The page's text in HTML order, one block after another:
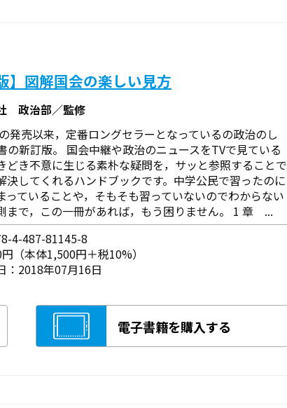
】図解国会の楽しい見方
政治部／監修
発売以来，定番ロングセラーとなっているの政治のし
の新訂版。 国会中継や政治のニュースをTVで見ている
どき不意に生じる素朴な疑問を，サッと参照することで
決してくれるハンドブックです。中学公民で習ったのに
っていることや，そもそも習っていないのでわからない
まで，この一冊があれば，もう困りません。 1 章 ...
4-487-81145-8
（本体1,500円＋税10%）
：2018年07月16日
電子書籍を購入する